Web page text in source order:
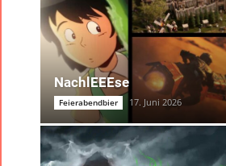
NachlEEEse
Feierabendbier 17. Juni 2026